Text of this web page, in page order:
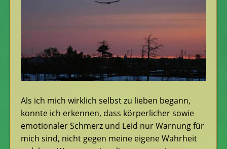
Als ich mich wirklich selbst zu lieben begann,
konnte ich erkennen, dass körperlicher sowie
emotionaler Schmerz und Leid nur Warnung für
mich sind, nicht gegen meine eigene Wahrheit